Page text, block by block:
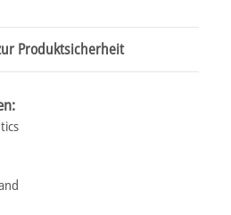
Produktsicherheit